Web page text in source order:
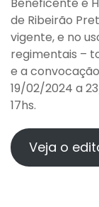
de Ribeirão
vigente, e no
regimentais –
e a
19/02/2024 a
17hs.
Veja o